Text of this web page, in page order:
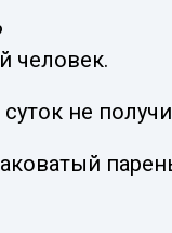
человек.
не